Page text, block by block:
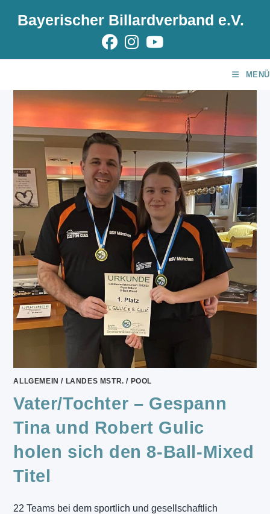
Bayerischer Billardverband e.V.
MENÜ
ALLGEMEIN / LANDES MSTR. / POOL
Vater/Tochter – Gespann
Tina und Robert Gulic
holen sich den 8-Ball-Mixed
Titel
22 Teams bei dem sportlich und gesellschaftlich